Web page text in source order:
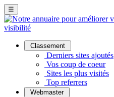
☰
Classement
Derniers sites ajoutés
Vos coup de coeur
Sites les plus visités
Top referrers
Webmaster